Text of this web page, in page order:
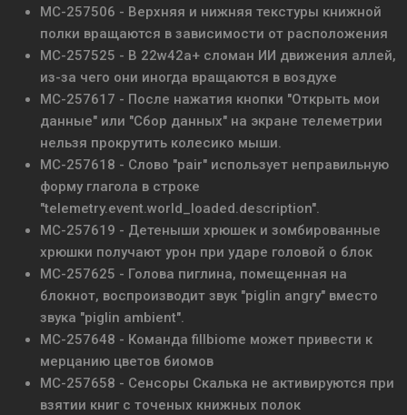
MC-257506 - Верхняя и нижняя текстуры книжной
полки вращаются в зависимости от расположения
MC-257525 - В 22w42a+ сломан ИИ движения аллей,
из-за чего они иногда вращаются в воздухе
MC-257617 - После нажатия кнопки "Открыть мои
данные" или "Сбор данных" на экране телеметрии
нельзя прокрутить колесико мыши.
MC-257618 - Слово "pair" использует неправильную
форму глагола в строке
"telemetry.event.world_loaded.description".
MC-257619 - Детеныши хрюшек и зомбированные
хрюшки получают урон при ударе головой о блок
MC-257625 - Голова пиглина, помещенная на
блокнот, воспроизводит звук "piglin angry" вместо
звука "piglin ambient".
MC-257648 - Команда fillbiome может привести к
мерцанию цветов биомов
MC-257658 - Сенсоры Скалька не активируются при
взятии книг с точеных книжных полок